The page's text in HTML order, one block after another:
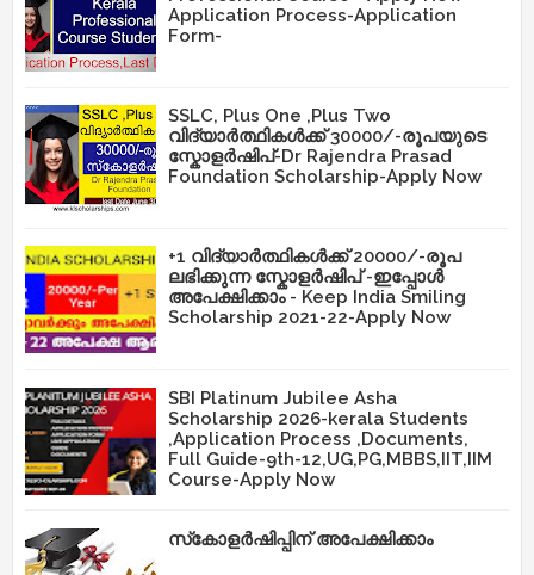
Application Process-Application
Form-
SSLC, Plus One ,Plus Two
വിദ്യാർത്ഥികൾക്ക് 30000/-രൂപയുടെ
സ്കോളർഷിപ്-Dr Rajendra Prasad
Foundation Scholarship-Apply Now
+1 വിദ്യാർത്ഥികൾക്ക് 20000/-രൂപ
ലഭിക്കുന്ന സ്കോളർഷിപ് -ഇപ്പോൾ
അപേക്ഷിക്കാം - Keep India Smiling
Scholarship 2021-22-Apply Now
SBI Platinum Jubilee Asha
Scholarship 2026-kerala Students
,Application Process ,Documents,
Full Guide-9th-12,UG,PG,MBBS,IIT,IIM
Course-Apply Now
സ്‌കോളർഷിപ്പിന് അപേക്ഷിക്കാം